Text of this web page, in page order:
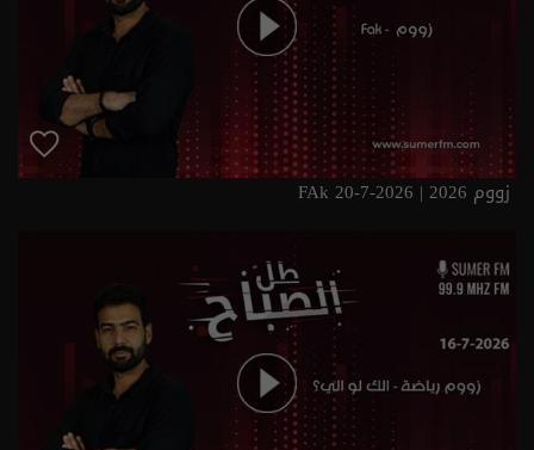
زووم FAk 20-7-2026 | 2026